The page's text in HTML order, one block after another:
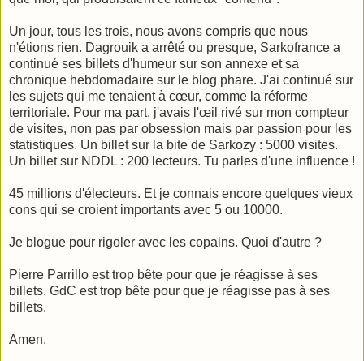
Un jour, tous les trois, nous avons compris que nous
n'étions rien. Dagrouik a arrêté ou presque, Sarkofrance a
continué ses billets d'humeur sur son annexe et sa
chronique hebdomadaire sur le blog phare. J'ai continué sur
les sujets qui me tenaient à cœur, comme la réforme
territoriale. Pour ma part, j'avais l'œil rivé sur mon compteur
de visites, non pas par obsession mais par passion pour les
statistiques. Un billet sur la bite de Sarkozy : 5000 visites.
Un billet sur NDDL : 200 lecteurs. Tu parles d'une influence !
45 millions d'électeurs. Et je connais encore quelques vieux
cons qui se croient importants avec 5 ou 10000.
Je blogue pour rigoler avec les copains. Quoi d'autre ?
Pierre Parrillo est trop bête pour que je réagisse à ses
billets. GdC est trop bête pour que je réagisse pas à ses
billets.
Amen.